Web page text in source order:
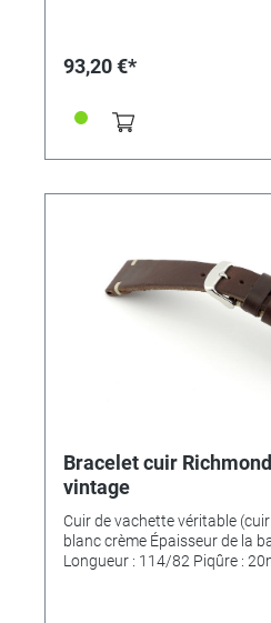
93,20 €*
Bracelet cuir
vintage
Cuir de vachette véritable
blanc crème Épaisseur de la
Longueur : 114/82 Piqûre :